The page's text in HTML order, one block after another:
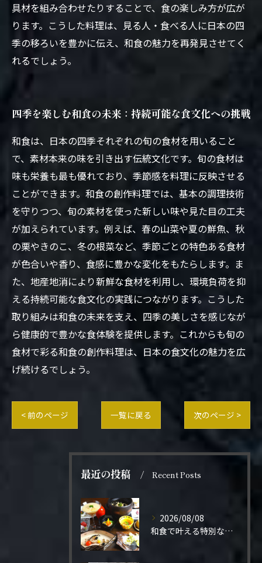
具材を組み合わせたりすることで、食の楽しみ方が広が
ります。こうした料理は、見る人・食べる人に日本の四
季の移ろいを豊かに伝え、和食の魅力を再発見させてく
れるでしょう。
四季を楽しむ和食の未来：持続可能な食文化への挑戦
和食は、日本の四季それぞれの旬の食材を用いること
で、素材本来の味を引き出す伝統文化です。旬の食材は
味も栄養も最も優れており、季節感を料理に反映させる
ことができます。和食の創作料理では、基本の調理技術
を守りつつ、旬の素材を使った新しい味や見た目の工夫
が加えられています。例えば、春の山菜や夏の鮮魚、秋
の栗やきのこ、冬の根菜など、季節ごとの特色ある食材
が色合いや香り、食感に豊かな変化をもたらします。ま
た、地産地消により新鮮な食材を利用し、環境負荷を抑
える持続可能な食文化の実践につながります。こうした
取り組みは和食の未来を支え、四季の美しさを感じなが
ら健康的で豊かな食体験を提供します。これからも旬の
食材で彩る和食の創作料理は、日本の食文化の魅力を広
げ続けるでしょう。
< 前のページ 一覧に戻る 次のページ >
最近の投稿 Recent Posts
2026/08/08
和食で叶える特別なプロポーズ結婚